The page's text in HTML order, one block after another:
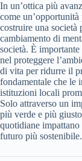
In un’ottica più
come
costruire una società
cambiamento di
società. È
nel proteggere
di vita per ridurre il
fondamentale che le
istituzioni locali
Solo attraverso un
più verde e più
quotidiane impattano
futuro più sostenibile.